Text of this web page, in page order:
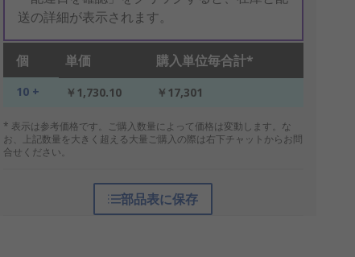
送の詳細が表示されます。
個 単価 購入単位毎合計*
10 + ￥1,730.10 ￥17,301
* 表示は参考価格です。ご購入数量によって価格は変動します。な
お、上記数量を大きく超える大量ご購入の際は右下チャットからお問
合せください。
部品表に保存